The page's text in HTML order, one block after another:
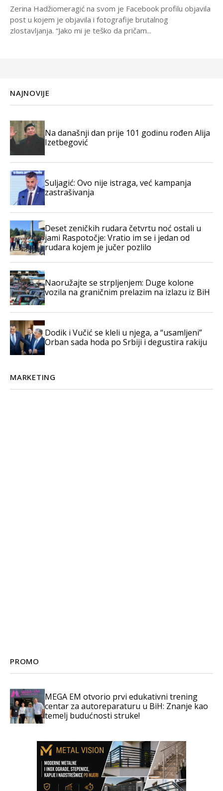
Zerina Hadžiomeragić na svom je Facebook profilu objavila
post u kojem je objavila i fotografije brutalnog
zlostavljanja. “Jako mi je teško da pričam...
NAJNOVIJE
Na današnji dan prije 101 godinu rođen Alija
Izetbegović
Suljagić: Ovo nije istraga, već kampanja
zastrašivanja
Deset zeničkih rudara četvrtu noć ostali u
jami Raspotočje: Vratio im se i jedan od
rudara kojem je jučer pozlilo
Naoružajte se strpljenjem: Duge kolone
vozila na graničnim prelazim na izlazu iz BiH
Dodik i Vučić se kleli u njega, a “usamljeni”
Orban sada hoda po Srbiji i degustira rakiju
MARKETING
PROMO
MEGA EM otvorio prvi edukativni trening
centar za autoreparaturu u BiH: Znanje kao
temelj budućnosti struke!